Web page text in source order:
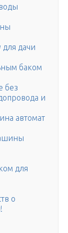
дачи
баком
без
и
автомат
для
о